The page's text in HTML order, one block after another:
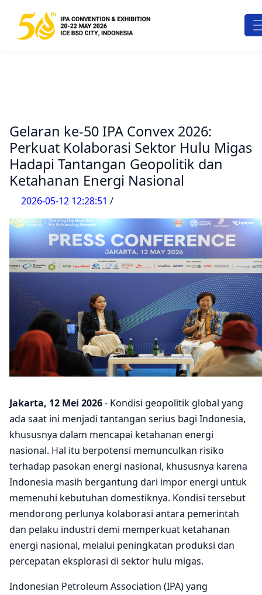
Gelaran ke-50 IPA Convex 2026:
Perkuat Kolaborasi Sektor Hulu Migas
Hadapi Tantangan Geopolitik dan
Ketahanan Energi Nasional
2026-05-12 12:28:51 /
Jakarta, 12 Mei 2026- Kondisi geopolitik global yang
ada saat ini menjadi tantangan serius bagi Indonesia,
khususnya dalam mencapai ketahanan energi
nasional. Hal itu berpotensi memunculkan risiko
terhadap pasokan energi nasional, khususnya karena
Indonesia masih bergantung dari impor energi untuk
memenuhi kebutuhan domestiknya. Kondisi tersebut
mendorong perlunya kolaborasi antara pemerintah
dan pelaku industri demi memperkuat ketahanan
energi nasional, melalui peningkatan produksi dan
percepatan eksplorasi di sektor hulu migas.
Indonesian Petroleum Association (IPA) yang